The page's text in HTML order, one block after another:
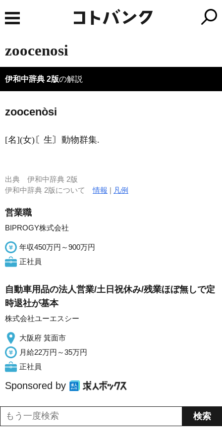
zoocenosi
伊和中辞典 2版の解説
zoocenòsi
[名](女)〘生〙動物群集.
出典 伊和中辞典 2版
伊和中辞典 2版について情報 | 凡例
営業職
BIPROGY株式会社
年収450万円～900万円
正社員
自動車用品の法人営業/土日祝休み/残業ほぼ無しで定
時退社が基本
株式会社ユーエスシー
大阪府 箕面市
月給22万円～35万円
正社員
Sponsored by